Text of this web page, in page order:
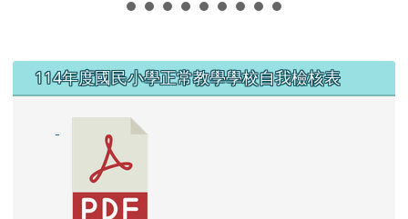
左邊區域內容
114年度國民小學正常教學學校自我檢核表